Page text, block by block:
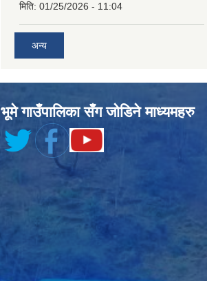
मिति: 01/25/2026 - 11:04
अन्य
भूमे गाउँपालिका सँग जोडिने माध्यमहरु